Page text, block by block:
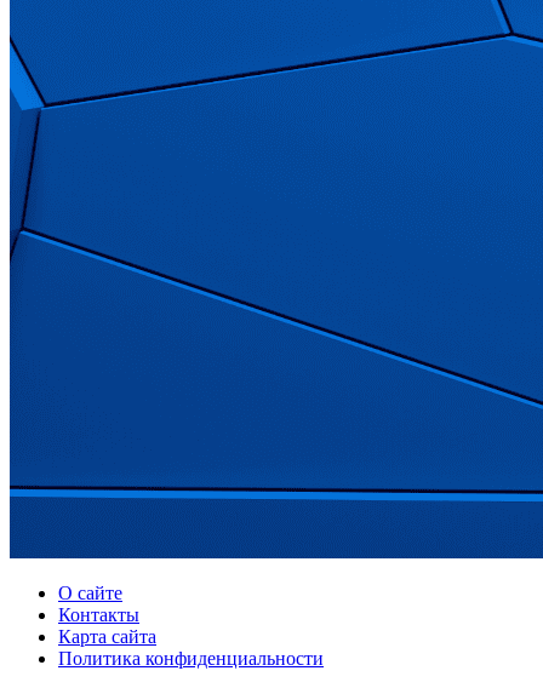
О сайте
Контакты
Карта сайта
Политика конфиденциальности